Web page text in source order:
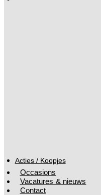
Acties / Koopjes
Occasions
Vacatures & nieuws
Contact